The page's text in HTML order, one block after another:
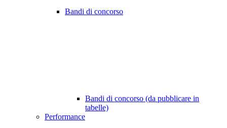
Bandi di concorso
Bandi di concorso (da pubblicare in
tabelle)
Performance